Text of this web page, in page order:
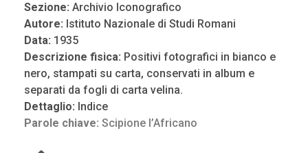
Sezione: Archivio Iconografico
Autore: Istituto Nazionale di Studi Romani
Data: 1935
Descrizione fisica: Positivi fotografici in bianco e
nero, stampati su carta, conservati in album e
separati da fogli di carta velina.
Dettaglio: Indice
Parole chiave: Scipione l’Africano